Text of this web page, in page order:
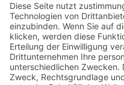
Vereinsvorsitzende:
Maria Streitferdt